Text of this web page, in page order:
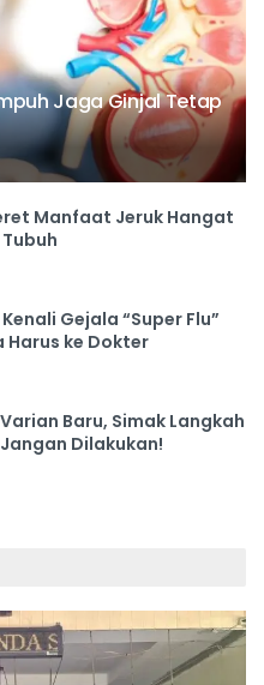
Jaga Ginjal Tetap
Manfaat Jeruk Hangat
Gejala “Super Flu”
Harus ke Dokter
Baru, Simak Langkah
Dilakukan!